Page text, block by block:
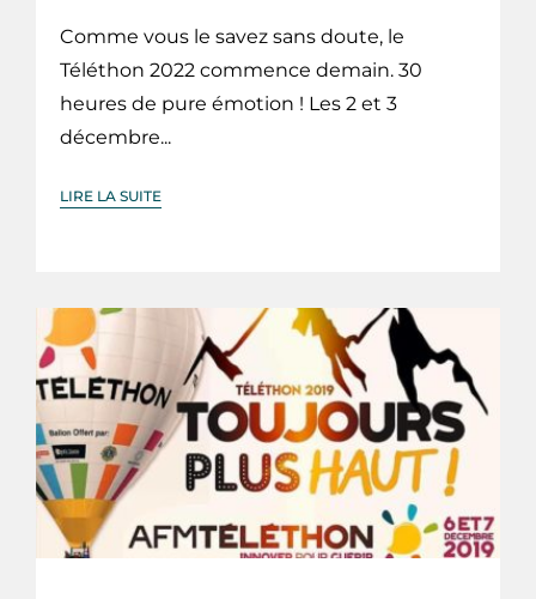
Comme vous le savez sans doute, le
Téléthon 2022 commence demain. 30
heures de pure émotion ! Les 2 et 3
décembre...
LIRE LA SUITE